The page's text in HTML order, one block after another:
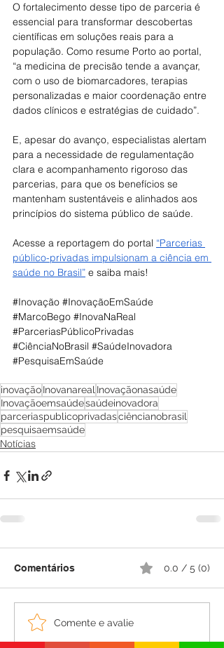
O fortalecimento desse tipo de parceria é
essencial para transformar descobertas
científicas em soluções reais para a
população. Como resume Porto ao portal,
“a medicina de precisão tende a avançar,
com o uso de biomarcadores, terapias
personalizadas e maior coordenação entre
dados clínicos e estratégias de cuidado”.
E, apesar do avanço, especialistas alertam
para a necessidade de regulamentação
clara e acompanhamento rigoroso das
parcerias, para que os benefícios se
mantenham sustentáveis e alinhados aos
princípios do sistema público de saúde.
Acesse a reportagem do portal “Parcerias
público-privadas impulsionam a ciência em
saúde no Brasil” e saiba mais!
#Inovação #InovaçãoEmSaúde
#MarcoBego #InovaNaReal
#ParceriasPúblicoPrivadas
#CiênciaNoBrasil #SaúdeInovadora
#PesquisaEmSaúde
inovaçãoInovanareal Inovaçãonasaúde
Inovaçãoemsaúdesaúdeinovadora
parceriaspublicoprivadasciêncianobrasil
pesquisaemsaúde
Notícias
Comentários 0.0 / 5 (0)
Comente e avalie